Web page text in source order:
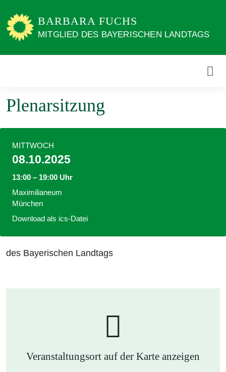
zum
Inhalt
BARBARA FUCHS
MITGLIED DES BAYERISCHEN LANDTAGS
Plenarsitzung
des Bayerischen Landtags
MITTWOCH
08.10.2025
13:00 – 19:00 Uhr
Maximilianeum
München
Download als ics-Datei
Veranstaltungsort auf der Karte anzeigen